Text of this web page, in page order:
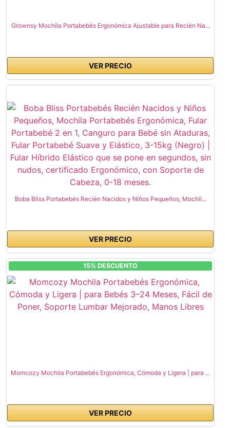
Grownsy Mochila Portabebés Ergonómica Ajustable para Recién Na...
VER PRECIO
Boba Bliss Portabebés Recién Nacidos y Niños Pequeños, Mochil...
VER PRECIO
15% DESCUENTO
Momcozy Mochila Portabebés Ergonómica, Cómoda y Ligera | para ...
VER PRECIO